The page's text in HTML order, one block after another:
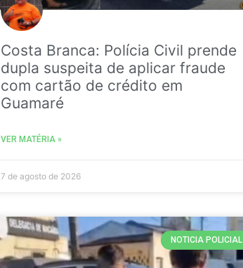
Costa Branca: Polícia Civil prende
dupla suspeita de aplicar fraude
com cartão de crédito em
Guamaré
VER MATÉRIA »
7 de agosto de 2026
NOTICIA POLICIAL